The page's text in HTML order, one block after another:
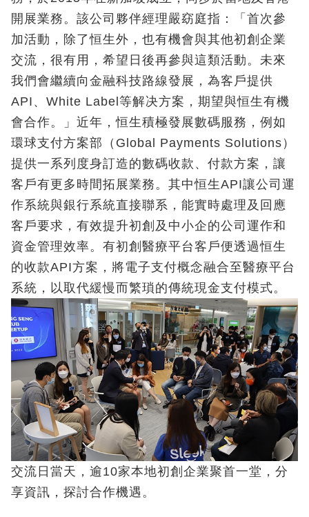
開展業務。該公司夥伴經理嚴窈庭指：「首次參
加活動，除了恒生外，也有機會與其他初創企業
交流，很有用，希望日後再參與這類活動。未來
我們會繼續向金融科技路線發展，為客戶提供
API、White Label等解决方案，期望與恒生有機
會合作。」近年，恒生積極發展數碼服務，例如
環球支付方案部（Global Payments Solutions）
提供一系列度身訂造的數碼收款、付款方案，讓
客戶有更多時間拓展業務。其中恒生API讓公司運
作系統與銀行系統直接聯系，能實時處理及回應
客戶要求，有效提升初創及中小企的公司運作和
資金管理效率。有初創醫療平台客戶便透過恒生
的收款API方案，將電子支付概念融合至醫療平台
系統，以取代緩慢而繁瑣的傳統現金支付模式。
交流日當天，逾10家本地初創企業聚首一堂，分
享資訊，探討合作機遇。